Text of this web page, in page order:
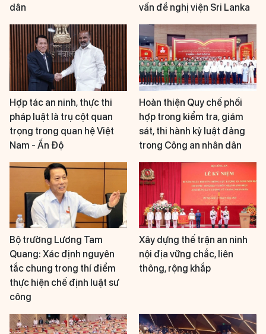
dân
vấn đề nghị viện Sri Lanka
Hợp tác an ninh, thực thi
pháp luật là trụ cột quan
trọng trong quan hệ Việt
Nam - Ấn Độ
Hoàn thiện Quy chế phối
hợp trong kiểm tra, giám
sát, thi hành kỷ luật đảng
trong Công an nhân dân
Bộ trưởng Lương Tam
Quang: Xác định nguyên
tắc chung trong thí điểm
thực hiện chế định luật sư
công
Xây dựng thế trận an ninh
nội địa vững chắc, liên
thông, rộng khắp